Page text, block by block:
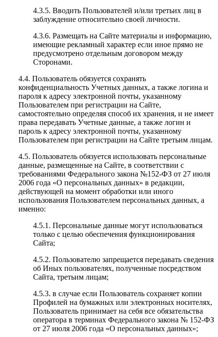
4.3.5. Вводить Пользователей и/или третьих лиц в
заблуждение относительно своей личности.
4.3.6. Размещать на Сайте материалы и информацию,
имеющие рекламный характер если иное прямо не
предусмотрено отдельным договором между
Сторонами.
4.4. Пользователь обязуется сохранять
конфиденциальность Учетных данных, а также логина и
пароля к адресу электронной почты, указанному
Пользователем при регистрации на Сайте,
самостоятельно определяя способ их хранения, и не имеет
права передавать Учетные данные, а также логин и
пароль к адресу электронной почты, указанному
Пользователем при регистрации на Сайте третьим лицам.
4.5. Пользователь обязуется использовать персональные
данные, размещенные на Сайте, в соответствии с
требованиями Федерального закона №152-ФЗ от 27 июля
2006 года «О персональных данных» в редакции,
действующей на момент обработки или иного
использования Пользователем персональных данных, а
именно:
4.5.1. Персональные данные могут использоваться
только с целью обеспечения функционирования
Сайта;
4.5.2. Пользователю запрещается передавать сведения
об Иных пользователях, полученные посредством
Сайта, третьим лицам;
4.5.3. в случае если Пользователь сохраняет копии
Профилей на бумажных или электронных носителях,
Пользователь принимает на себя все обязательства
оператора в терминах Федерального закона № 152-ФЗ
от 27 июля 2006 года «О персональных данных»;